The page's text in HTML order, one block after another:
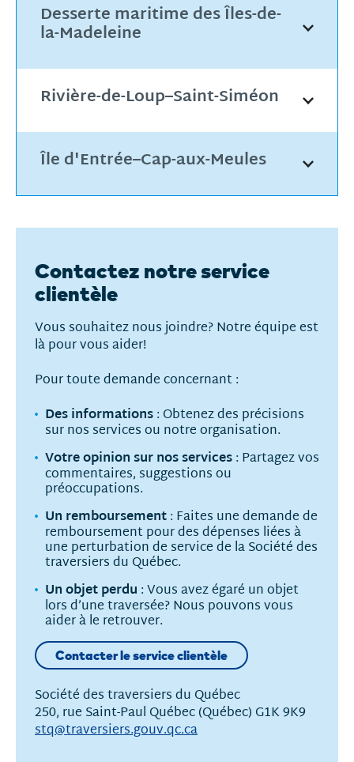
Desserte maritime des Îles-de-
la-Madeleine
Rivière-de-Loup–Saint-Siméon
Île d'Entrée–Cap-aux-Meules
Contactez notre service
clientèle
Vous souhaitez nous joindre? Notre équipe est
là pour vous aider!
Pour toute demande concernant :
Des informations : Obtenez des précisions
sur nos services ou notre organisation.
Votre opinion sur nos services : Partagez vos
commentaires, suggestions ou
préoccupations.
Un remboursement : Faites une demande de
remboursement pour des dépenses liées à
une perturbation de service de la Société des
traversiers du Québec.
Un objet perdu : Vous avez égaré un objet
lors d’une traversée? Nous pouvons vous
aider à le retrouver.
Contacter le service clientèle
Société des traversiers du Québec
250, rue Saint-Paul Québec (Québec) G1K 9K9
stq@traversiers.gouv.qc.ca